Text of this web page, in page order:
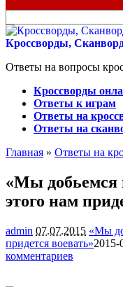
для:
Кроссворды,
Ответы на вопросы
Кроссворды
Ответы к играм
Ответы на
Ответы на
Главная » Ответы на
«Мы добьемся
этого нам
admin 07.07.2015 «Мы
придется воевать»2015-
комментариев